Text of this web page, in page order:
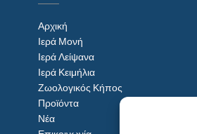
Αρχική
Ιερά Μονή
Ιερά Λείψανα
Ιερά Κειμήλια
Ζωολογικός Κήπος
Προϊόντα
Νέα